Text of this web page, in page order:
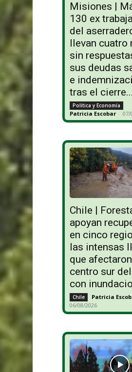
Misiones |
130 ex
del
llevan cuatro
sin
sus deudas
e
tras el cierre...
Política y Economía
Patricia Escobar - 07/
Chile |
apoyan
en cinco
las intensas
que
centro sur
con
Chile Patricia
06/08/2026